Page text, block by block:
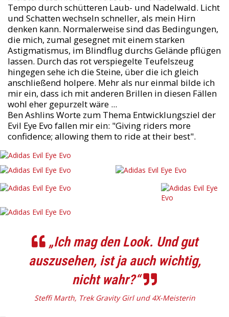
Tempo durch schütteren Laub- und Nadelwald. Licht
und Schatten wechseln schneller, als mein Hirn
denken kann. Normalerweise sind das Bedingungen,
die mich, zumal gesegnet mit einem starken
Astigmatismus, im Blindflug durchs Gelände pflügen
lassen. Durch das rot verspiegelte Teufelszeug
hingegen sehe ich die Steine, über die ich gleich
anschließend holpere. Mehr als nur einmal bilde ich
mir ein, dass ich mit anderen Brillen in diesen Fällen
wohl eher gepurzelt wäre ...
Ben Ashlins Worte zum Thema Entwicklungsziel der
Evil Eye Evo fallen mir ein: "Giving riders more
confidence; allowing them to ride at their best".
„Ich mag den Look. Und gut
auszusehen, ist ja auch wichtig,
nicht wahr?“
Steffi Marth, Trek Gravity Girl und 4X-Meisterin